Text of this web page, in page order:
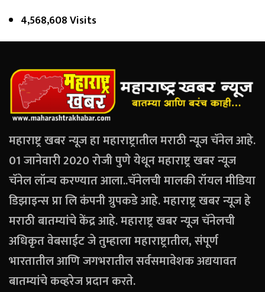
4,568,608 Visits
महाराष्ट्र खबर न्यूज हा महाराष्ट्रातील मराठी न्यूज चॅनेल आहे.
01 जानेवारी 2020 रोजी पुणे येथून महाराष्ट्र खबर न्यूज
चॅनेल लॉन्च करण्यात आला..चॅनेलची मालकी रॉयल मीडिया
डिझाइन्स प्रा लि कंपनी ग्रुपकडे आहे. महाराष्ट्र खबर न्यूज हे
मराठी बातम्यांचे केंद्र आहे. महाराष्ट्र खबर न्यूज चॅनेलची
अधिकृत वेबसाईट जे तुम्हाला महाराष्ट्रातील, संपूर्ण
भारतातील आणि जगभरातील सर्वसमावेशक अद्ययावत
बातम्यांचे कव्हरेज प्रदान करते.